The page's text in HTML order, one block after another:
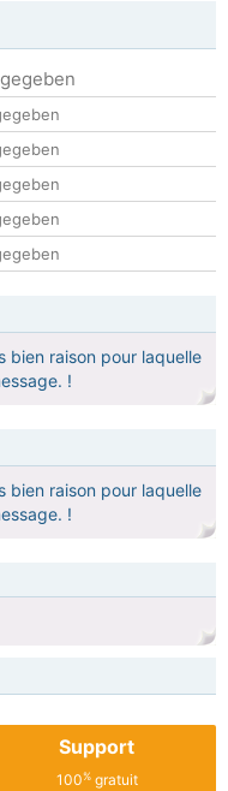
bien raison pour laquelle
!
bien raison pour laquelle
!
Support
100%gratuit